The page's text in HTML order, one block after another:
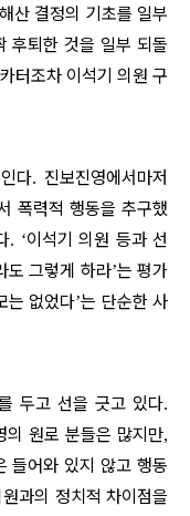
산 결정의 기초를 일부
후퇴한 것을 일부 되돌
터조차 이석기 의원 구
다. 진보진영에서마저
폭력적 행동을 추구했
. ‘이석기 의원 등과 선
도 그렇게 하라’는 평가
는 없었다’는 단순한 사
두고 선을 긋고 있다.
의 원로 분들은 많지만,
들어와 있지 않고 행동
과의 정치적 차이점을